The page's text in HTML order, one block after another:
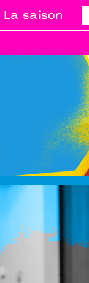
La saison